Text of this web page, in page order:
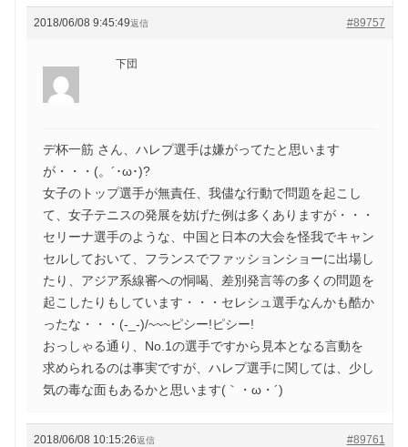
2018/06/08 9:45:49 #89757
返信
下団
デ杯一筋 さん、ハレプ選手は嫌がってたと思います
が・・・(。´･ω･)?
女子のトップ選手が無責任、我儘な行動で問題を起こし
て、女子テニスの発展を妨げた例は多くありますが・・・
セリーナ選手のような、中国と日本の大会を怪我でキャン
セルしておいて、フランスでファッションショーに出場し
たり、アジア系線審への恫喝、差別発言等の多くの問題を
起こしたりもしています・・・セレシュ選手なんかも酷か
ったな・・・(-_-)/~~~ピシー!ピシー!
おっしゃる通り、No.1の選手ですから見本となる言動を
求められるのは事実ですが、ハレプ選手に関しては、少し
気の毒な面もあるかと思います(｀・ω・´)ゞ
2018/06/08 10:15:26 #89761
返信